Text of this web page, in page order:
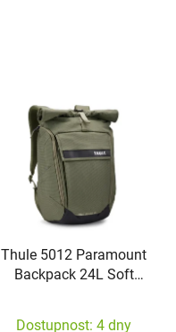
Thule 5012 Paramount
Backpack 24L Soft
Dostupnost: 4 dny